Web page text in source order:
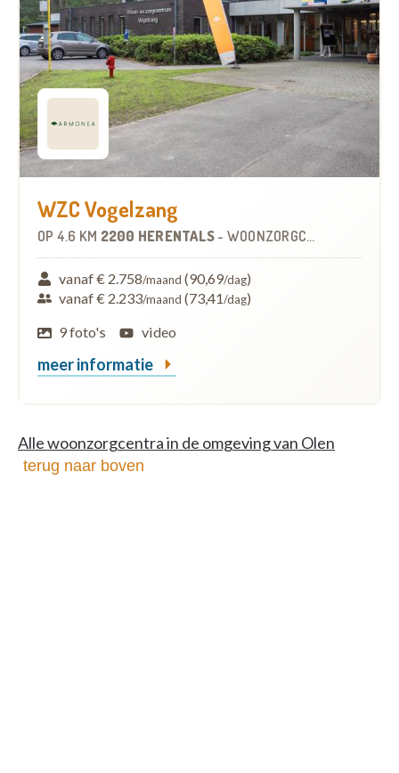
WZC Vogelzang
OP 4.6 KM 2200 HERENTALS - WOONZORGCENTRUM (WZC)
vanaf € 2.758/maand (90,69/dag)
vanaf € 2.233/maand (73,41/dag)
9 foto's
video
meer informatie
Alle woonzorgcentra in de omgeving van Olen
terug naar boven